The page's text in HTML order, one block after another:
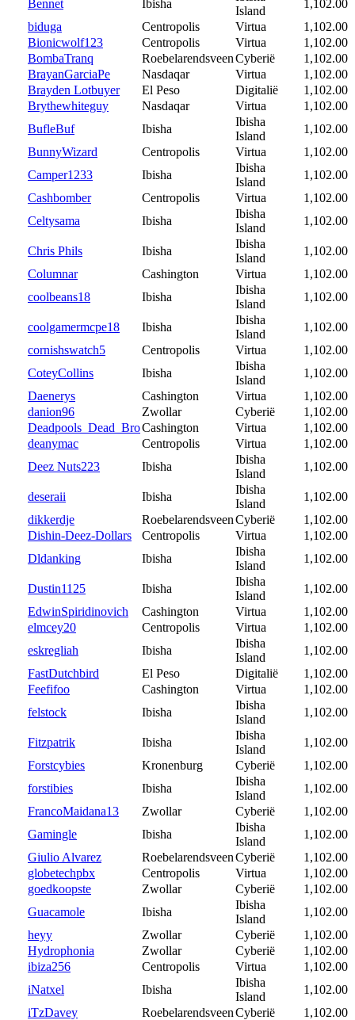
Bennet Ibisha
Island
1,102.00
biduga
Centropolis Virtua
1,102.00
Bionicwolf123
Centropolis Virtua
1,102.00
BombaTranq
RoebelarendsveenCyberië
1,102.00
BrayanGarciaPe
Nasdaqar Virtua
1,102.00
Brayden Lotbuyer
El Peso Digitalië
1,102.00
Brythewhiteguy
Nasdaqar Virtua
1,102.00
BufleBuf
Ibisha
Ibisha
Island
1,102.00
BunnyWizard
Centropolis Virtua
1,102.00
Camper1233
Ibisha
Ibisha
Island
1,102.00
Cashbomber
Centropolis Virtua
1,102.00
Celtysama
Ibisha
Ibisha
Island
1,102.00
Chris Phils Ibisha
Ibisha
Island
1,102.00
Columnar
Cashington Virtua
1,102.00
coolbeans18
Ibisha
Ibisha
Island
1,102.00
coolgamermcpe18 Ibisha
Ibisha
Island
1,102.00
cornishswatch5
Centropolis Virtua
1,102.00
CoteyCollins
Ibisha
Ibisha
Island
1,102.00
Daenerys
Cashington Virtua
1,102.00
danion96
Zwollar Cyberië
1,102.00
Deadpools_Dead_BroCashington Virtua
1,102.00
deanymac
Centropolis Virtua
1,102.00
Deez Nuts223
Ibisha
Ibisha
Island
1,102.00
deseraii Ibisha
Ibisha
Island
1,102.00
dikkerdje
RoebelarendsveenCyberië
1,102.00
Dishin-Deez-Dollars
Centropolis Virtua
1,102.00
Dldanking
Ibisha
Ibisha
Island
1,102.00
Dustin1125 Ibisha
Ibisha
Island
1,102.00
EdwinSpiridinovich
Cashington Virtua
1,102.00
elmcey20
Centropolis Virtua
1,102.00
eskregliah
Ibisha
Ibisha
Island
1,102.00
FastDutchbird
El Peso Digitalië
1,102.00
Feefifoo
Cashington Virtua
1,102.00
felstock
Ibisha
Ibisha
Island
1,102.00
Fitzpatrik Ibisha
Ibisha
Island
1,102.00
Forstcybies
Kronenburg Cyberië
1,102.00
forstibies
Ibisha
Ibisha
Island
1,102.00
FrancoMaidana13
Zwollar Cyberië
1,102.00
Gamingle
Ibisha
Ibisha
Island
1,102.00
Giulio Alvarez
RoebelarendsveenCyberië
1,102.00
globetechpbx
Centropolis Virtua
1,102.00
goedkoopste
Zwollar Cyberië
1,102.00
Guacamole
Ibisha
Ibisha
Island
1,102.00
heyy
Zwollar Cyberië
1,102.00
Hydrophonia
Zwollar Cyberië
1,102.00
ibiza256
Centropolis Virtua
1,102.00
iNatxel
Ibisha
Ibisha
Island
1,102.00
iTzDavey
RoebelarendsveenCyberië
1,102.00